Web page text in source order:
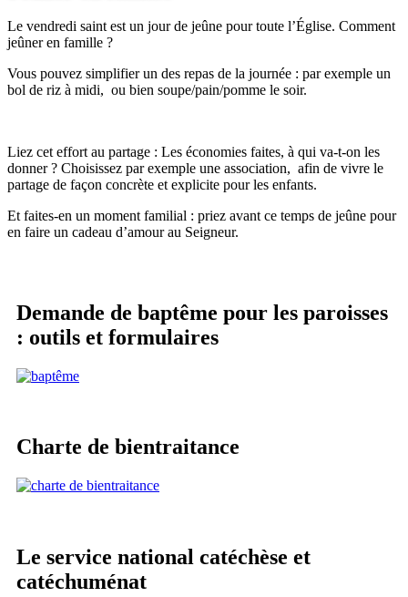
Le vendredi saint est un jour de jeûne pour toute l’Église. Comment
jeûner en famille ?
Vous pouvez simplifier un des repas de la journée : par exemple un
bol de riz à midi, ou bien soupe/pain/pomme le soir.
Liez cet effort au partage : Les économies faites, à qui va-t-on les
donner ? Choisissez par exemple une association, afin de vivre le
partage de façon concrète et explicite pour les enfants.
Et faites-en un moment familial : priez avant ce temps de jeûne pour
en faire un cadeau d’amour au Seigneur.
Demande de baptême pour les paroisses
: outils et formulaires
Charte de bientraitance
Le service national catéchèse et
catéchuménat